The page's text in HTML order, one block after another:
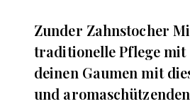
Zunder Zahnstocher
traditionelle Pflege mit
deinen Gaumen mit
und